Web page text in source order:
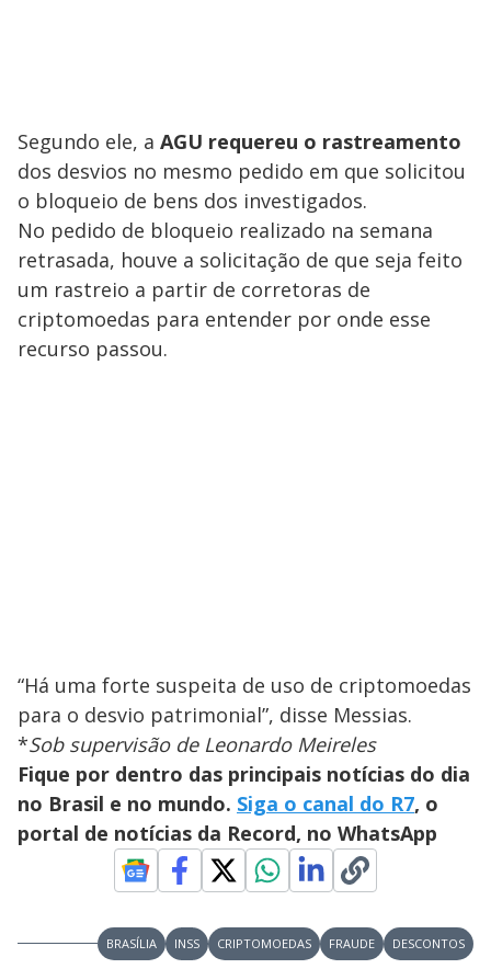
o
Segundo ele, a AGU requereu o rastreamento
dos desvios no mesmo pedido em que solicitou
o bloqueio de bens dos investigados.
No pedido de bloqueio realizado na semana
retrasada, houve a solicitação de que seja feito
um rastreio a partir de corretoras de
criptomoedas para entender por onde esse
recurso passou.
“Há uma forte suspeita de uso de criptomoedas
para o desvio patrimonial”, disse Messias.
*Sob supervisão de Leonardo Meireles
Fique por dentro das principais notícias do dia
no Brasil e no mundo. Siga o canal do R7, o
portal de notícias da Record, no WhatsApp
BRASÍLIA INSS CRIPTOMOEDAS FRAUDE DESCONTOS